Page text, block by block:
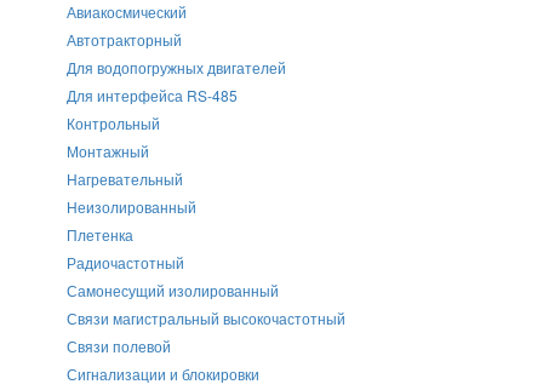
Авиакосмический
Автотракторный
Для водопогружных двигателей
Для интерфейса RS-485
Контрольный
Монтажный
Нагревательный
Неизолированный
Плетенка
Радиочастотный
Самонесущий изолированный
Связи магистральный высокочастотный
Связи полевой
Сигнализации и блокировки